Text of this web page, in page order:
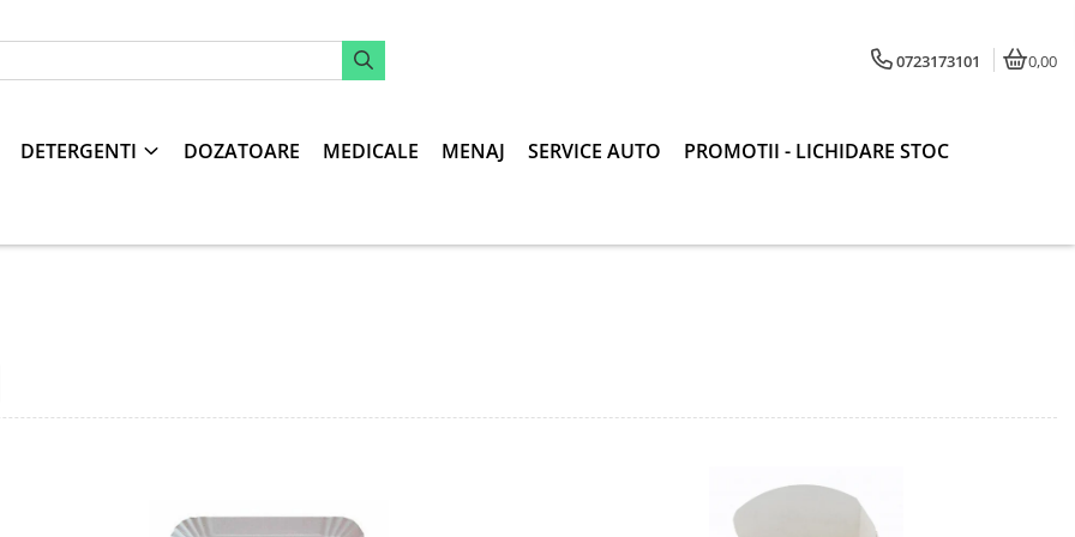
0723173101 0,00
DETERGENTI DOZATOARE MEDICALE MENAJ SERVICE AUTO PROMOTII - LICHIDARE STOC